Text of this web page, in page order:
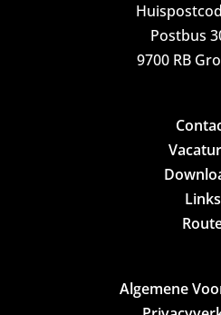
Postbus
9700 RB
Links
Algemene